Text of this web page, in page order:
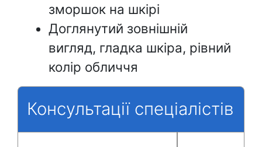
зморшок на шкірі
Доглянутий зовнішній
вигляд, гладка шкіра, рівний
колір обличчя
Консультації спеціалістів